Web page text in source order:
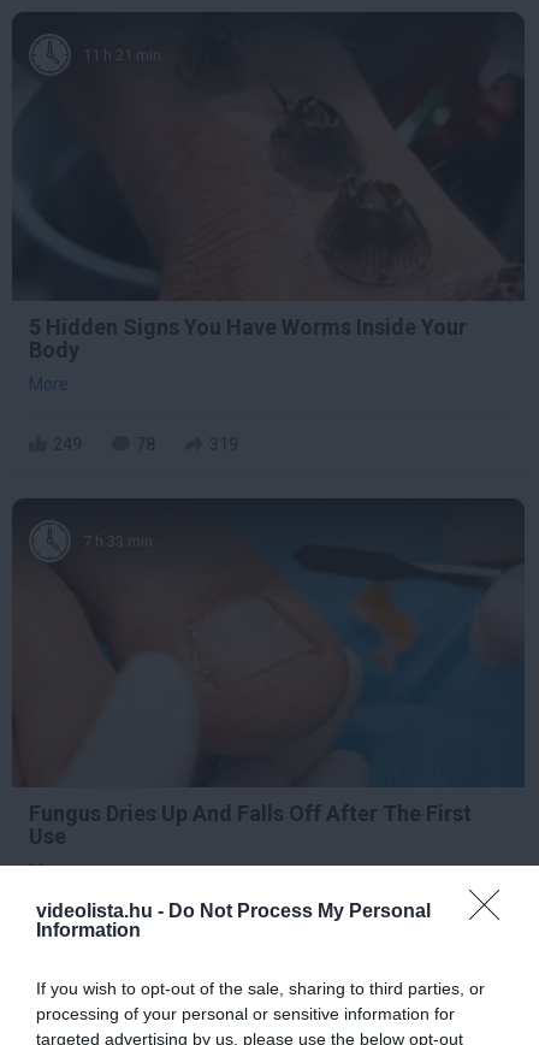
videolista.hu - Do Not Process My Personal
Information
If you wish to opt-out of the sale, sharing to third parties, or
processing of your personal or sensitive information for
targeted advertising by us, please use the below opt-out
11 h 21 min
5 Hidden Signs You Have Worms Inside Your
Body
More
7 h 33 min
Fungus Dries Up And Falls Off After The First
Use
More
367 80
7 h 33 min